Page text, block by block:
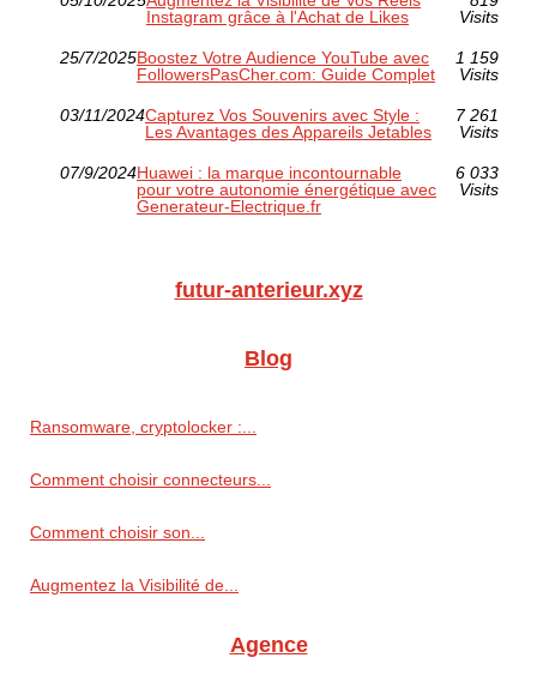
Instagram grâce à l'Achat de Likes
Visits
25/7/2025Boostez Votre Audience YouTube avec
FollowersPasCher.com: Guide Complet
1 159
Visits
03/11/2024Capturez Vos Souvenirs avec Style :
Les Avantages des Appareils Jetables
7 261
Visits
07/9/2024Huawei : la marque incontournable
pour votre autonomie énergétique avec
Generateur-Electrique.fr
6 033
Visits
futur-anterieur.xyz
Blog
Ransomware, cryptolocker :...
Comment choisir connecteurs...
Comment choisir son...
Augmentez la Visibilité de...
Agence